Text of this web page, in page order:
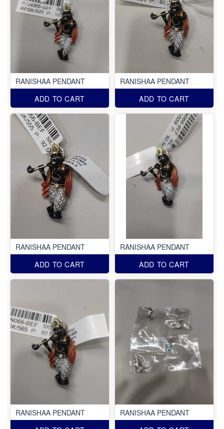
RANISHAA PENDANT
ADD TO CART
RANISHAA PENDANT
ADD TO CART
RANISHAA PENDANT
ADD TO CART
RANISHAA PENDANT
ADD TO CART
RANISHAA PENDANT
RANISHAA PENDANT